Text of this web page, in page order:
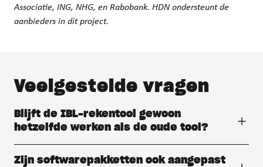
Associatie, ING, NHG, en Rabobank. HDN ondersteunt de
aanbieders in dit project.
Veelgestelde vragen
Blijft de IBL-rekentool gewoon
hetzelfde werken als de oude tool?
Zijn softwarepakketten ook aangepast